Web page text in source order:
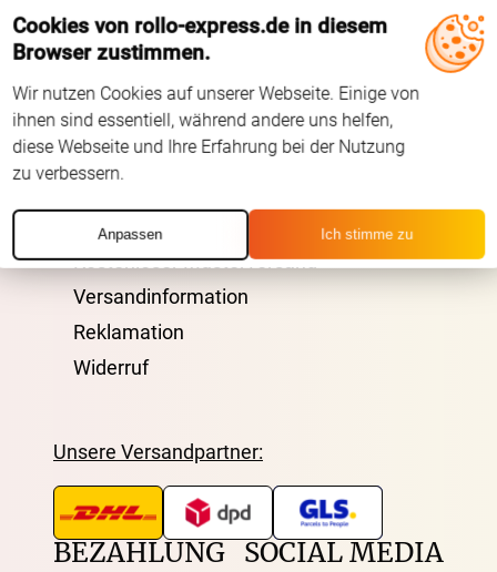
Cookies von rollo-express.de in diesem
Browser zustimmen.
Wir nutzen Cookies auf unserer Webseite. Einige von
ihnen sind essentiell, während andere uns helfen,
diese Webseite und Ihre Erfahrung bei der Nutzung
zu verbessern.
Anpassen Ich stimme zu
Impressum
Datenschutz
FAQ
Kontakt
Zahlarten
VERSAND
Kostenloser Musterversand
Versandinformation
Reklamation
Widerruf
Unsere Versandpartner:
BEZAHLUNG SOCIAL MEDIA